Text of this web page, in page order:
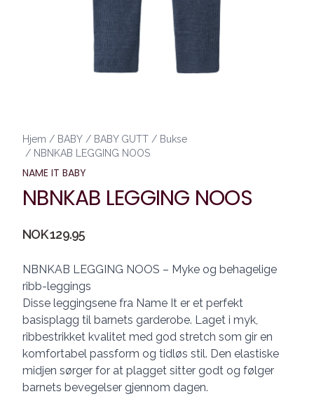
Hjem / BABY / BABY GUTT / Bukse
/ NBNKAB LEGGING NOOS
NAME IT BABY
NBNKAB LEGGING NOOS
Produktdetaljer
NOK 129.95
Description
NBNKAB LEGGING NOOS – Myke og behagelige
ribb-leggings
Disse leggingsene fra Name It er et perfekt
basisplagg til barnets garderobe. Laget i myk,
ribbestrikket kvalitet med god stretch som gir en
komfortabel passform og tidløs stil. Den elastiske
midjen sørger for at plagget sitter godt og følger
barnets bevegelser gjennom dagen.